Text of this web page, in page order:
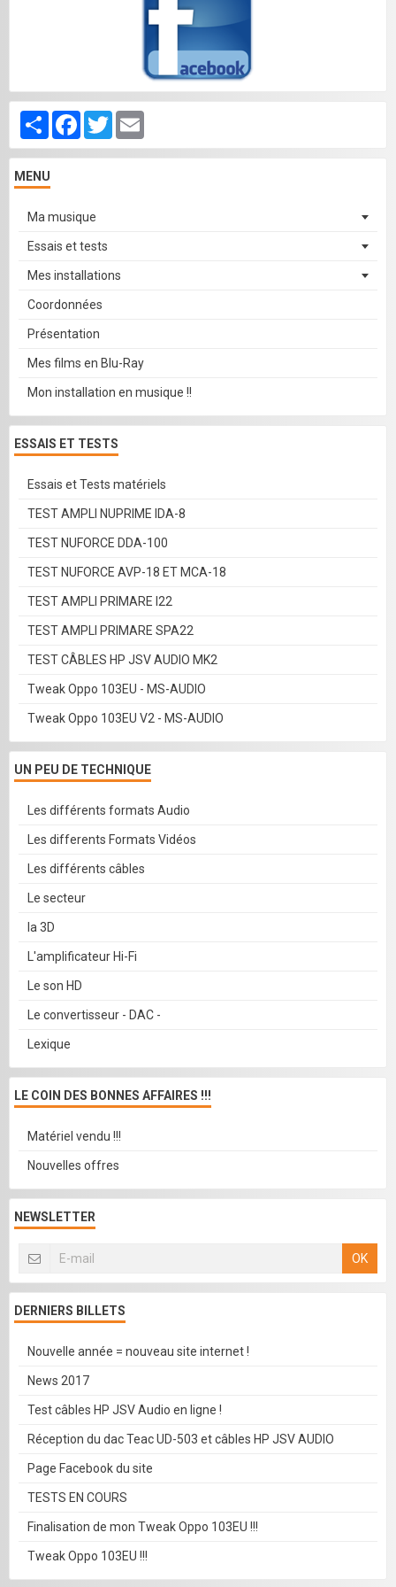
PartagerFacebook
Twitter
MENU
Ma musique
Essais et tests
Mes installations
Coordonnées
Présentation
Mes films en Blu-Ray
Mon installation en musique !!
ESSAIS ET TESTS
Essais et Tests matériels
TEST AMPLI NUPRIME IDA-8
TEST NUFORCE DDA-100
TEST NUFORCE AVP-18 ET MCA-18
TEST AMPLI PRIMARE I22
TEST AMPLI PRIMARE SPA22
TEST CÂBLES HP JSV AUDIO MK2
Tweak Oppo 103EU - MS-AUDIO
Tweak Oppo 103EU V2 - MS-AUDIO
UN PEU DE TECHNIQUE
Les différents formats Audio
Les differents Formats Vidéos
Les différents câbles
Le secteur
la 3D
L'amplificateur Hi-Fi
Le son HD
Le convertisseur - DAC -
Lexique
LE COIN DES BONNES AFFAIRES !!!
Matériel vendu !!!
Nouvelles offres
NEWSLETTER
OK
DERNIERS BILLETS
Nouvelle année = nouveau site internet !
News 2017
Test câbles HP JSV Audio en ligne !
Réception du dac Teac UD-503 et câbles HP JSV AUDIO
Page Facebook du site
TESTS EN COURS
Finalisation de mon Tweak Oppo 103EU !!!
Tweak Oppo 103EU !!!